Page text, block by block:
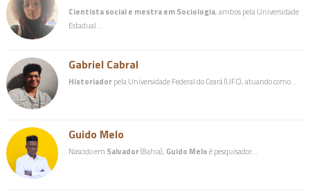
Cientista social e mestra em Sociologia, ambos pela Universidade
Estadual…
Gabriel Cabral
Historiadorpela Universidade Federal do Ceará (UFC), atuando como…
Guido Melo
Nascido em Salvador(Bahia), Guido Meloé pesquisador…